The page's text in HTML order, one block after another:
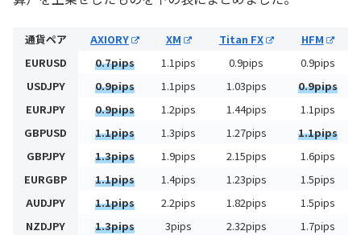
通貨ペア AXIORY XM Titan FX
HFM
EURUSD
0.7pips 1.1pips 0.9pips
0.9pips
USDJPY
0.9pips 1.1pips 1.03pips
0.9pips
EURJPY
0.9pips 1.2pips 1.44pips
1.1pips
GBPUSD
1.1pips 1.3pips 1.27pips
1.1pips
GBPJPY
1.3pips 1.9pips 2.15pips
1.6pips
EURGBP
1.1pips 1.4pips 1.23pips
1.5pips
AUDJPY
1.1pips 2.2pips 1.82pips
1.5pips
NZDJPY
1.3pips 3pips 2.32pips
1.7pips